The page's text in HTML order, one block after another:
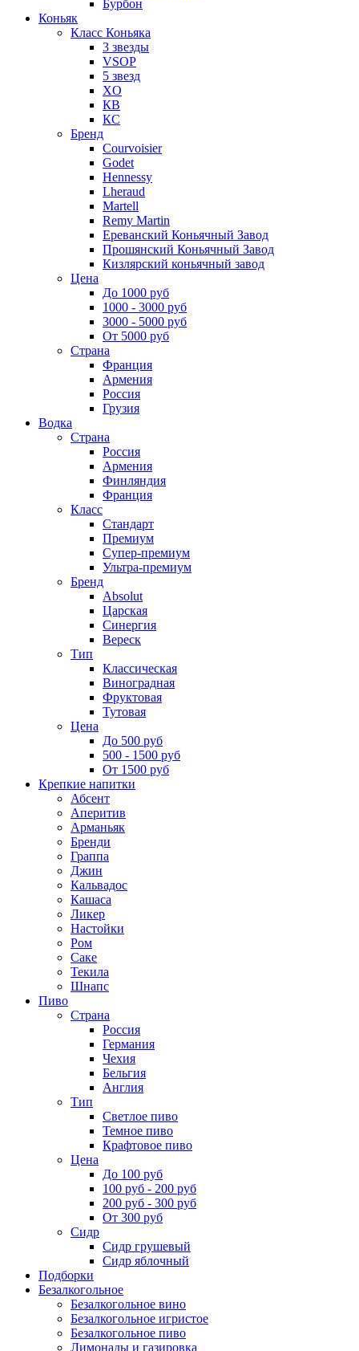
Бурбон
Коньяк
Класс Коньяка
3 звезды
VSOP
5 звезд
XO
КВ
КС
Бренд
Courvoisier
Godet
Hennessy
Lheraud
Martell
Remy Martin
Ереванский Коньячный Завод
Прошянский Коньячный Завод
Кизлярский коньячный завод
Цена
До 1000 руб
1000 - 3000 руб
3000 - 5000 руб
От 5000 руб
Страна
Франция
Армения
Россия
Грузия
Водка
Страна
Россия
Армения
Финляндия
Франция
Класс
Стандарт
Премиум
Супер-премиум
Ультра-премиум
Бренд
Absolut
Царская
Синергия
Вереск
Тип
Классическая
Виноградная
Фруктовая
Тутовая
Цена
До 500 руб
500 - 1500 руб
От 1500 руб
Крепкие напитки
Абсент
Аперитив
Арманьяк
Бренди
Граппа
Джин
Кальвадос
Кашаса
Ликер
Настойки
Ром
Саке
Текила
Шнапс
Пиво
Страна
Россия
Германия
Чехия
Бельгия
Англия
Тип
Светлое пиво
Темное пиво
Крафтовое пиво
Цена
До 100 руб
100 руб - 200 руб
200 руб - 300 руб
От 300 руб
Сидр
Сидр грушевый
Сидр яблочный
Подборки
Безалкогольное
Безалкогольное вино
Безалкогольное игристое
Безалкогольное пиво
Лимонады и газировка